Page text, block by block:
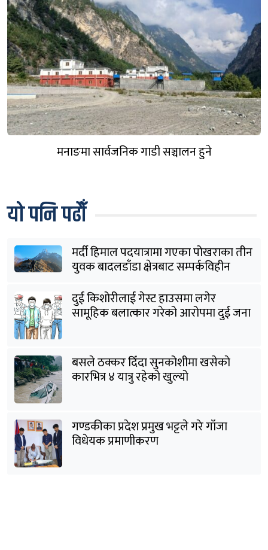
मनाङमा सार्वजनिक गाडी सञ्चालन हुने
यो पनि पढौँ
मर्दी हिमाल पदयात्रामा गएका पोखराका तीन
युवक बादलडाँडा क्षेत्रबाट सम्पर्कविहीन
दुई किशोरीलाई गेस्ट हाउसमा लगेर
सामूहिक बलात्कार गरेको आरोपमा दुई जना
बसले ठक्कर दिँदा सुनकोशीमा खसेकाे
कारभित्र ४ यात्रु रहेको खुल्यो
गण्डकीका प्रदेश प्रमुख भट्टले गरे गाँजा
विधेयक प्रमाणीकरण